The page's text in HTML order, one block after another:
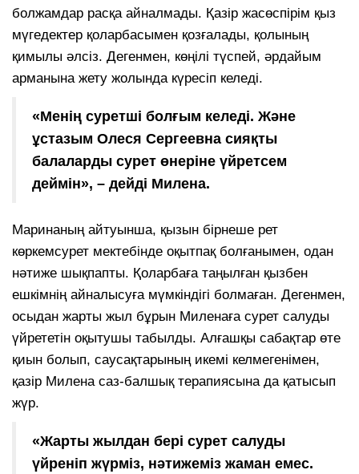
болжамдар расқа айналмады. Қазір жасөспірім қыз
мүгедектер қоларбасымен қозғалады, қолының
қимылы әлсіз. Дегенмен, көңілі түспей, әрдайым
арманына жету жолында күресіп келеді.
«Менің суретші болғым келеді. Және
ұстазым Олеся Сергеевна сияқты
балаларды сурет өнеріне үйретсем
деймін», – дейді Милена.
Маринаның айтуынша, қызын бірнеше рет
көркемсурет мектебінде оқытпақ болғанымен, одан
нәтиже шықпапты. Қоларбаға таңылған қызбен
ешкімнің айналысуға мүмкіндігі болмаған. Дегенмен,
осыдан жарты жыл бұрын Миленаға сурет салуды
үйрететін оқытушы табылды. Алғашқы сабақтар өте
қиын болып, саусақтарының икемі келмегенімен,
қазір Милена саз-балшық терапиясына да қатысып
жүр.
«Жарты жылдан бері сурет салуды
үйреніп жүрміз, нәтижеміз жаман емес.